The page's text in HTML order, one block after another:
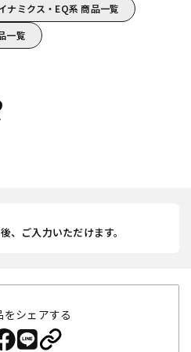
ナミクス・EQ系 商品一覧
一覧
、ご入力いただけます。
をシェアする